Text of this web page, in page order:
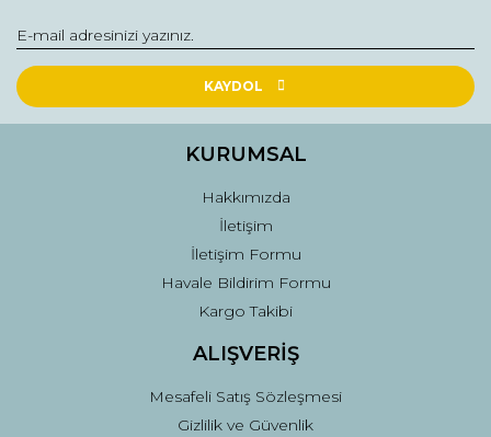
KAYDOL
KURUMSAL
Hakkımızda
İletişim
İletişim Formu
Havale Bildirim Formu
Kargo Takibi
ALIŞVERİŞ
Mesafeli Satış Sözleşmesi
Gizlilik ve Güvenlik